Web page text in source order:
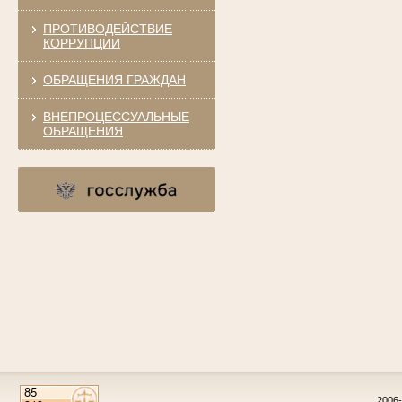
ПРОТИВОДЕЙСТВИЕ
КОРРУПЦИИ
ОБРАЩЕНИЯ ГРАЖДАН
ВНЕПРОЦЕССУАЛЬНЫЕ
ОБРАЩЕНИЯ